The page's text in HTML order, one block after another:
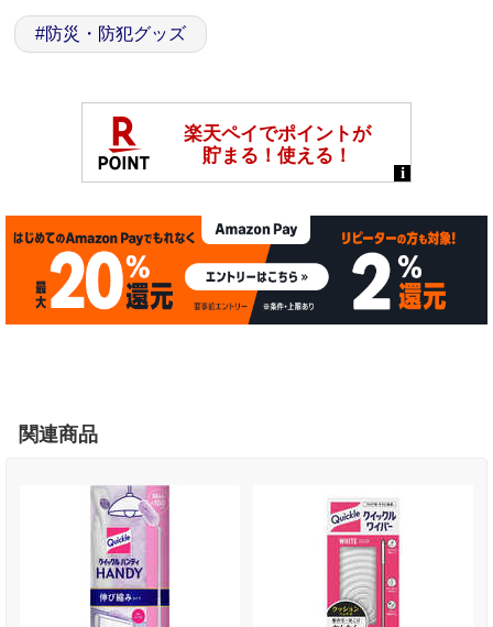
#防災・防犯グッズ
関連商品